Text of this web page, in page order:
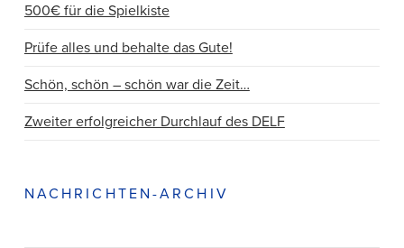
500€ für die Spielkiste
Prüfe alles und behalte das Gute!
Schön, schön – schön war die Zeit…
Zweiter erfolgreicher Durchlauf des DELF
NACHRICHTEN-ARCHIV